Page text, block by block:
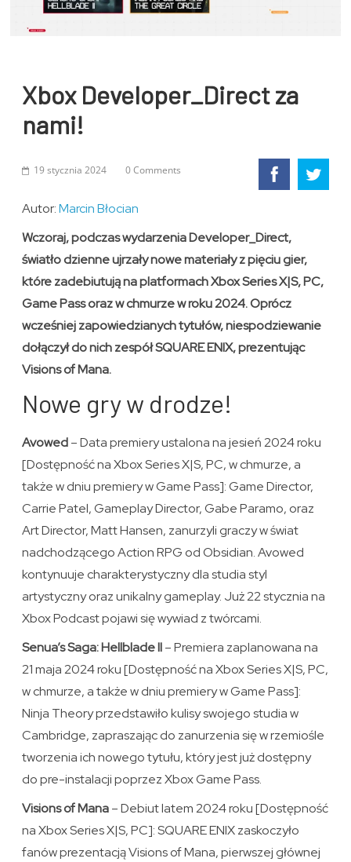
Xbox Developer_Direct za
nami!
19 stycznia 2024 0 Comments
Autor:Marcin Błocian
Wczoraj, podczas wydarzenia Developer_Direct,
światło dzienne ujrzały nowe materiały z pięciu gier,
które zadebiutują na platformach Xbox Series X|S, PC,
Game Pass oraz w chmurze w roku 2024. Oprócz
wcześniej zapowiedzianych tytułów, niespodziewanie
dołączył do nich zespół SQUARE ENIX, prezentując
Visions of Mana.
Nowe gry w drodze!
Avowed– Data premiery ustalona na jesień 2024 roku
[Dostępność na Xbox Series X|S, PC, w chmurze, a
także w dniu premiery w Game Pass]: Game Director,
Carrie Patel, Gameplay Director, Gabe Paramo, oraz
Art Director, Matt Hansen, zanurzyli graczy w świat
nadchodzącego Action RPG od Obsidian. Avowed
kontynuuje charakterystyczny dla studia styl
artystyczny oraz unikalny gameplay. Już 22 stycznia na
Xbox Podcast pojawi się wywiad z twórcami.
Senua’s Saga: Hellblade II– Premiera zaplanowana na
21 maja 2024 roku [Dostępność na Xbox Series X|S, PC,
w chmurze, a także w dniu premiery w Game Pass]:
Ninja Theory przedstawiło kulisy swojego studia w
Cambridge, zapraszając do zanurzenia się w rzemiośle
tworzenia ich nowego tytułu, który jest już dostępny
do pre-instalacji poprzez Xbox Game Pass.
Visions of Mana– Debiut latem 2024 roku [Dostępność
na Xbox Series X|S, PC]: SQUARE ENIX zaskoczyło
fanów prezentacją Visions of Mana, pierwszej głównej